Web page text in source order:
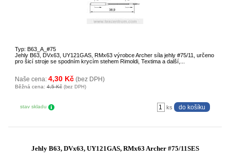
Typ: B63_A_#75
Jehly B63, DVx63, UY121GAS, RMx63 výrobce Archer síla jehly #75/11, určeno
pro šicí stroje se spodním krycím stehem Rimoldi, Textima a další,...
Naše cena: 4,30 Kč (bez DPH)
Běžná cena: 4,5 Kč (bez DPH)
stav skladu ks
Jehly B63, DVx63, UY121GAS, RMx63 Archer #75/11SES